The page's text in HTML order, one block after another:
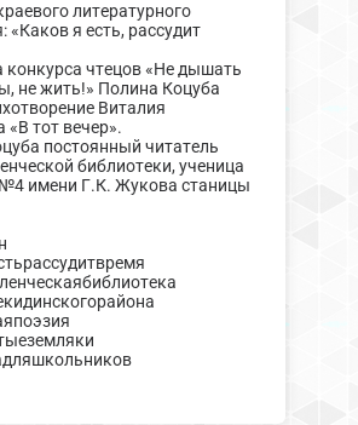
литературного
«Каков я есть, рассудит
конкурса чтецов «Не дышать
не жить!» Полина Коцуба
Виталия
«В тот вечер».
постоянный читатель
библиотеки, ученица
имени Г.К. Жукова станицы